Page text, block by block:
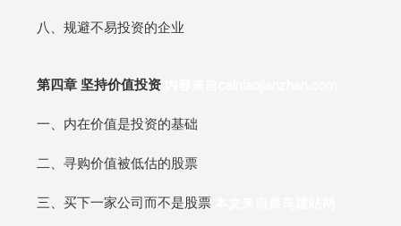
八、规避不易投资的企业
第四章 坚持价值投资
一、内在价值是投资的基础
二、寻购价值被低估的股票
三、买下一家公司而不是股票